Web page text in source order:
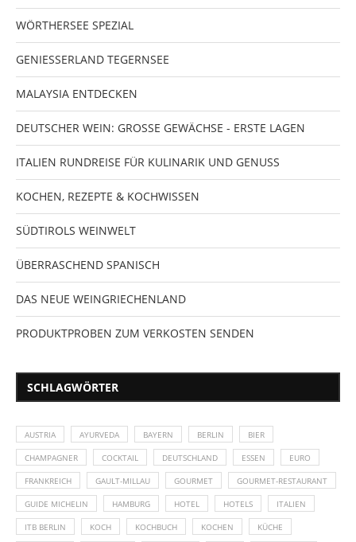
WÖRTHERSEE SPEZIAL
GENIESSERLAND TEGERNSEE
MALAYSIA ENTDECKEN
DEUTSCHER WEIN: GROSSE GEWÄCHSE - ERSTE LAGEN
ITALIEN RUNDREISE FÜR KULINARIK UND GENUSS
KOCHEN, REZEPTE & KOCHWISSEN
SÜDTIROLS WEINWELT
ÜBERRASCHEND SPANISCH
DAS NEUE WEINGRIECHENLAND
PRODUKTPROBEN ZUM VERKOSTEN SENDEN
SCHLAGWÖRTER
AUSTRIA AYURVEDA BAYERN BERLIN BIER
CHAMPAGNER COCKTAIL DEUTSCHLAND ESSEN EURO
FRANKREICH GAULT-MILLAU GOURMET GOURMET-RESTAURANT
GUIDE MICHELIN HAMBURG HOTEL HOTELS ITALIEN
ITB BERLIN KOCH KOCHBUCH KOCHEN KÜCHE